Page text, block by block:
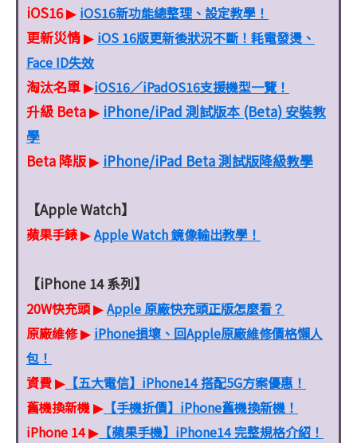
iOS16▶ iOS16新功能總整理、設定教學！
更新災情▶ iOS 16版更新後狀況不斷！耗電發燙、
Face ID失效
淘汰名單▶iOS16／iPadOS16支援機型一覽！
升級 Beta▶ iPhone/iPad 測試版本 (Beta) 安裝教
學
Beta 降版▶ iPhone/iPad Beta 測試版降級教學
【Apple Watch】
蘋果手錶▶Apple Watch 鏡像輸出教學！
【iPhone 14 系列】
20W快充頭▶Apple 原廠快充頭正版怎麼看？
原廠維修▶ iPhone損壞、回Apple原廠維修價格懶人
包！
資費▶ 【五大電信】iPhone14 搭配5G方案優惠！
舊機換新機▶ 【手機折價】iPhone舊機換新機！
iPhone 14▶ 【蘋果手機】iPhone14 完整規格介紹！